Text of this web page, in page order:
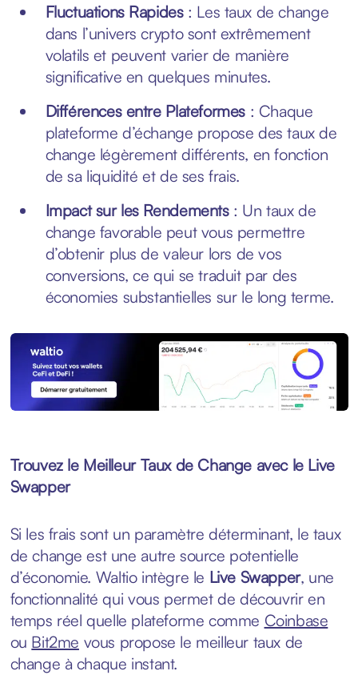
Fluctuations Rapides: Les taux de change
dans l’univers crypto sont extrêmement
volatils et peuvent varier de manière
significative en quelques minutes.
Différences entre Plateformes: Chaque
plateforme d’échange propose des taux de
change légèrement différents, en fonction
de sa liquidité et de ses frais.
Impact sur les Rendements: Un taux de
change favorable peut vous permettre
d’obtenir plus de valeur lors de vos
conversions, ce qui se traduit par des
économies substantielles sur le long terme.
Trouvez le Meilleur Taux de Change avec le Live
Swapper
Si les frais sont un paramètre déterminant, le taux
de change est une autre source potentielle
d’économie. Waltio intègre le Live Swapper, une
fonctionnalité qui vous permet de découvrir en
temps réel quelle plateforme comme Coinbase
ou Bit2me vous propose le meilleur taux de
change à chaque instant.